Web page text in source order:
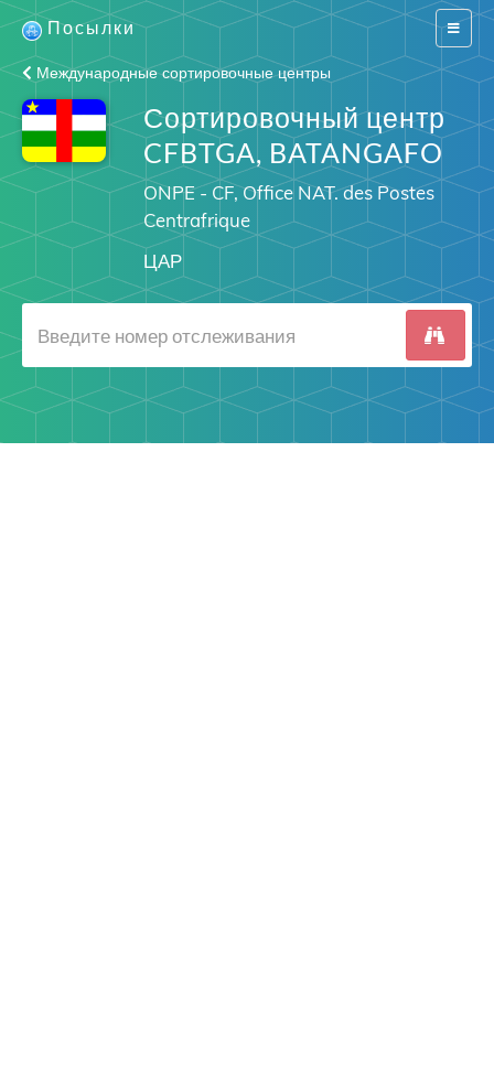
Switch
Посылки
Международные сортировочные центры
Сортировочный центр
CFBTGA, BATANGAFO
ONPE - CF, Office NAT. des Postes
Centrafrique
ЦАР